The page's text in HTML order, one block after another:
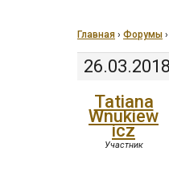
Главная › Форумы ›
Tatiana
Wnukiew
icz
Участник